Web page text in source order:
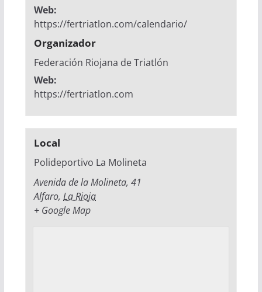
Web:
https://fertriatlon.com/calendario/
Organizador
Federación Riojana de Triatlón
Web:
https://fertriatlon.com
Local
Polideportivo La Molineta
Avenida de la Molineta, 41
Alfaro, La Rioja
+ Google Map